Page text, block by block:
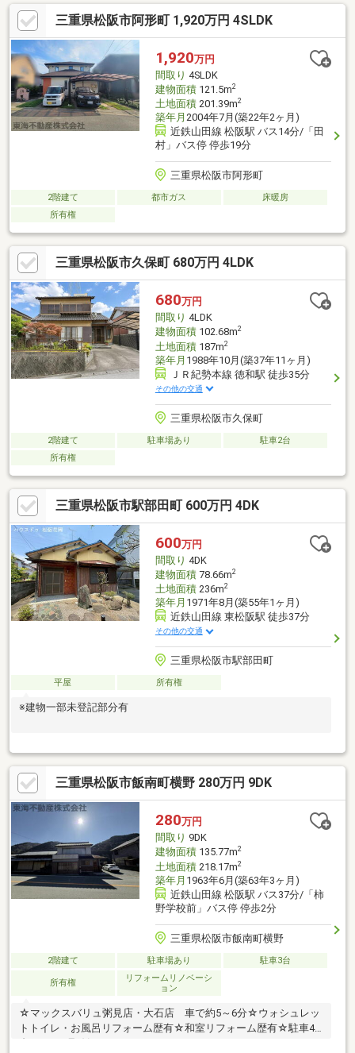
三重県松阪市阿形町 1,920万円 4SLDK
1,920万円
間取り 4SLDK
建物面積121.5m2
土地面積201.39m2
築年月 2004年7月(築22年2ヶ月)
近鉄山田線 松阪駅 バス14分/「田
村」バス停 停歩19分
三重県松阪市阿形町
2階建て 都市ガス
床暖房
所有権
三重県松阪市久保町 680万円 4LDK
680万円
間取り 4LDK
建物面積102.68m2
土地面積187m2
築年月 1988年10月(築37年11ヶ月)
ＪＲ紀勢本線 徳和駅 徒歩35分
その他の交通
三重県松阪市久保町
2階建て 駐車場あり
駐車2台
所有権
三重県松阪市駅部田町 600万円 4DK
600万円
間取り 4DK
建物面積78.66m2
土地面積236m2
築年月 1971年8月(築55年1ヶ月)
近鉄山田線 東松阪駅 徒歩37分
その他の交通
三重県松阪市駅部田町
平屋 所有権
※建物一部未登記部分有
三重県松阪市飯南町横野 280万円 9DK
280万円
間取り 9DK
建物面積135.77m2
土地面積218.17m2
築年月 1963年6月(築63年3ヶ月)
近鉄山田線 松阪駅 バス37分/「柿
野学校前」バス停 停歩2分
三重県松阪市飯南町横野
2階建て 駐車場あり 駐車3台
所有権
リフォームリノベーシ
ョン
☆マックスバリュ粥見店・大石店 車で約5～6分☆ウォシュレッ
トトイレ・お風呂リフォーム歴有☆和室リフォーム歴有☆駐車4